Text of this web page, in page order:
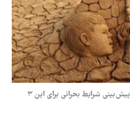
ششمین سال مستمر کم‌بارشی در ایران؛ پیش‌بینی شرایط بحرانی برای این ۳